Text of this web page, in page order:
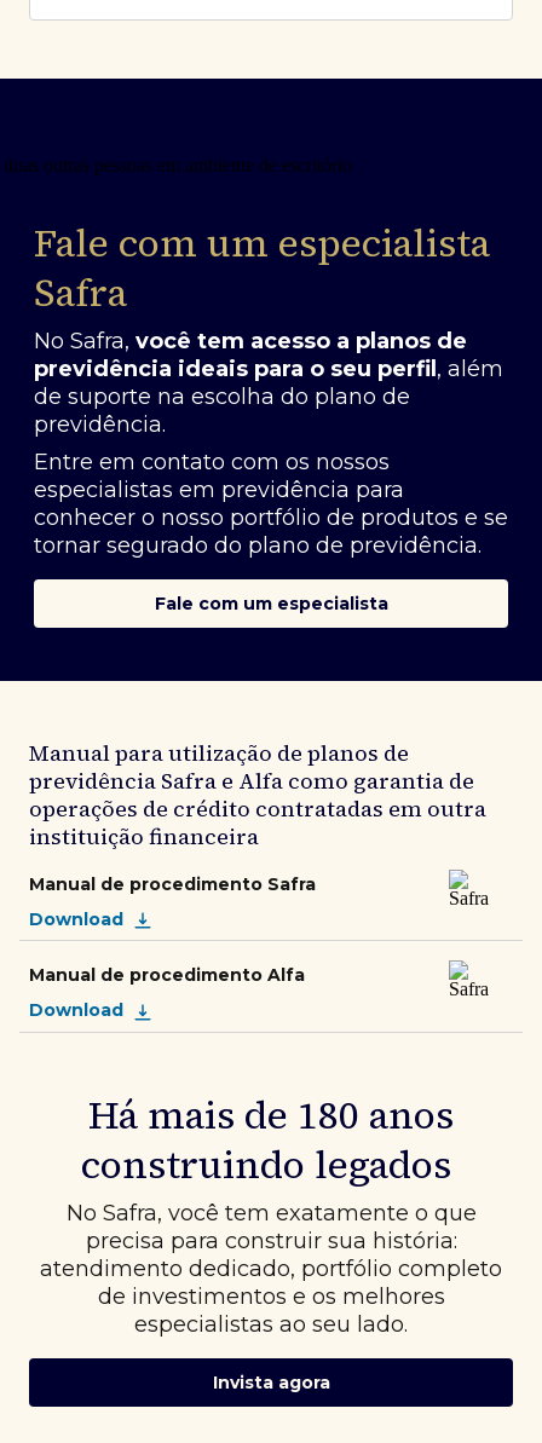
Fale com um especialista
Safra
No Safra, você tem acesso a planos de
previdência ideais para o seu perfil , além
de suporte na escolha do plano de
previdência.
Entre em contato com os nossos
especialistas em previdência para
conhecer o nosso portfólio de produtos e se
tornar segurado do plano de previdência.
Fale com um especialista
Manual para utilização de planos de
previdência Safra e Alfa como garantia de
operações de crédito contratadas em outra
instituição financeira
Manual de procedimento Safra
Download
Manual de procedimento Alfa
Download
Há mais de 180 anos
construindo legados
No Safra, você tem exatamente o que
precisa para construir sua história:
atendimento dedicado, portfólio completo
de investimentos e os melhores
especialistas ao seu lado.
Invista agora